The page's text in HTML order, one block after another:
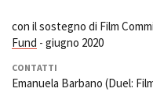
con il sostegno di Film
Fund - giugno 2020
CONTATTI
Emanuela Barbano (Duel: